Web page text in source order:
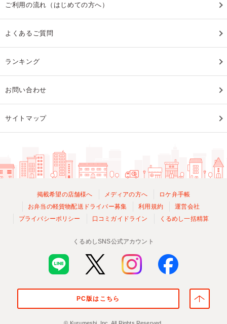
ご利用の流れ（はじめての方へ）
よくあるご質問
ランキング
お問い合わせ
サイトマップ
掲載希望の店舗様へ メディアの方へ
ロケ弁手帳
お弁当の軽貨物配送ドライバー募集
利用規約
運営会社
プライバシーポリシー
口コミガイドライン くるめし一括精算
くるめしSNS公式アカウント
PC版はこちら